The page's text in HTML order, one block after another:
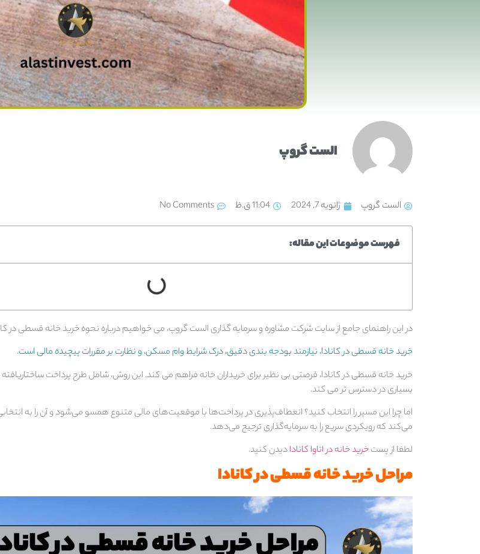
الست گروپ
الست گروپ ژانویه 7, 2024 11:04 ق.ظ No Comments
فهرست موضوعات این مقاله:
در این راهنمای جامع از سایت شرکت مشاوره و سرمایه گذاری الست گروپ، می خواهیم درباره نحوه خرید خانه قسطی در
خرید خانه قسطی در کانادا، نیازمند بودجه بندی دقیق، درک شرایط وام مسکن، و نظارت بر مقررات پیچیده مالی است.
خرید خانه قسطی در کانادا، فرصتی بی نظیر برای خریداران خانه فراهم می کند. این روش، شامل طرح پرداخت
بسیاری در دسترس تر می کند.
اما چرا این مسیر را انتخاب کنید؟ انعطاف‌پذیری در پرداخت‌ها با موقعیت‌های مالی متنوع همسو می‌شود و آن را به
می‌کند که رویکردی سریع را به سرمایه‌گذاری ترجیح می‌دهد.
لطفا از پست خرید خانه در اتاوا کانادادیدن کنید.
مراحل خرید خانه قسطی در کانادا